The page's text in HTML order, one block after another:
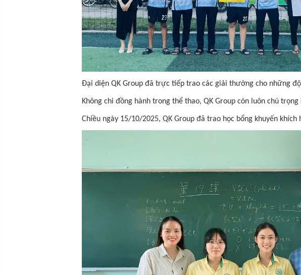
Đại diện QK Group đã trực tiếp trao các giải thưởng cho những
Không chỉ đồng hành trong thể thao, QK Group còn luôn chú
Chiều ngày 15/10/2025, QK Group đã trao học bổng khuyến